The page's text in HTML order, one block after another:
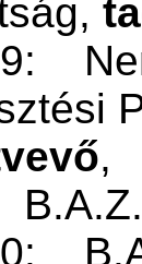
,
,
B.A.Z.